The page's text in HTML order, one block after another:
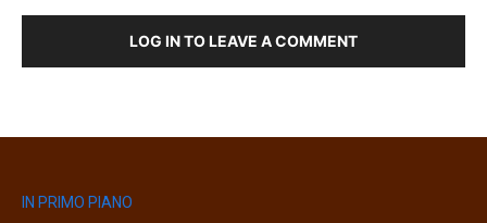
LOG IN TO LEAVE A COMMENT
IN PRIMO PIANO